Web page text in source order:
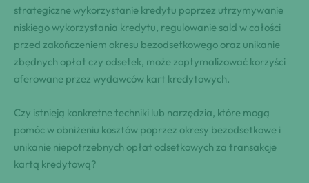
strategiczne wykorzystanie kredytu poprzez utrzymywanie
niskiego wykorzystania kredytu, regulowanie sald w całości
przed zakończeniem okresu bezodsetkowego oraz unikanie
zbędnych opłat czy odsetek, może zoptymalizować korzyści
oferowane przez wydawców kart kredytowych.
Czy istnieją konkretne techniki lub narzędzia, które mogą
pomóc w obniżeniu kosztów poprzez okresy bezodsetkowe i
unikanie niepotrzebnych opłat odsetkowych za transakcje
kartą kredytową?